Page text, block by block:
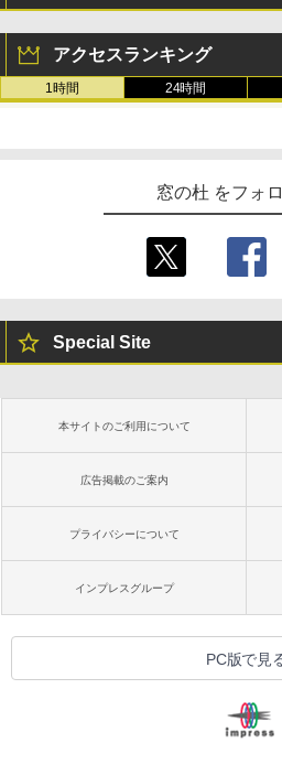
New Amazon
11インチカラ
レージ、ノー
整、色調調節
アクセスランキング
1時間 24時間
窓の杜 をフォ
Special Site
本サイトのご利用について
広告掲載のご案内
プライバシーについて
インプレスグループ
PC版で見